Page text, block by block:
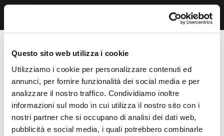
Questo sito web utilizza i cookie
Utilizziamo i cookie per personalizzare contenuti ed
annunci, per fornire funzionalità dei social media e per
analizzare il nostro traffico. Condividiamo inoltre
informazioni sul modo in cui utilizza il nostro sito con i
nostri partner che si occupano di analisi dei dati web,
pubblicità e social media, i quali potrebbero combinarle